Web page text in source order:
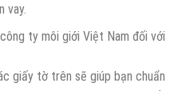
vay.
ty môi giới Việt Nam đối với
giấy tờ trên sẽ giúp bạn chuẩn